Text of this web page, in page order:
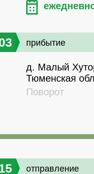
прибытие
д. Малый
Тюменская
Поворот
отправление